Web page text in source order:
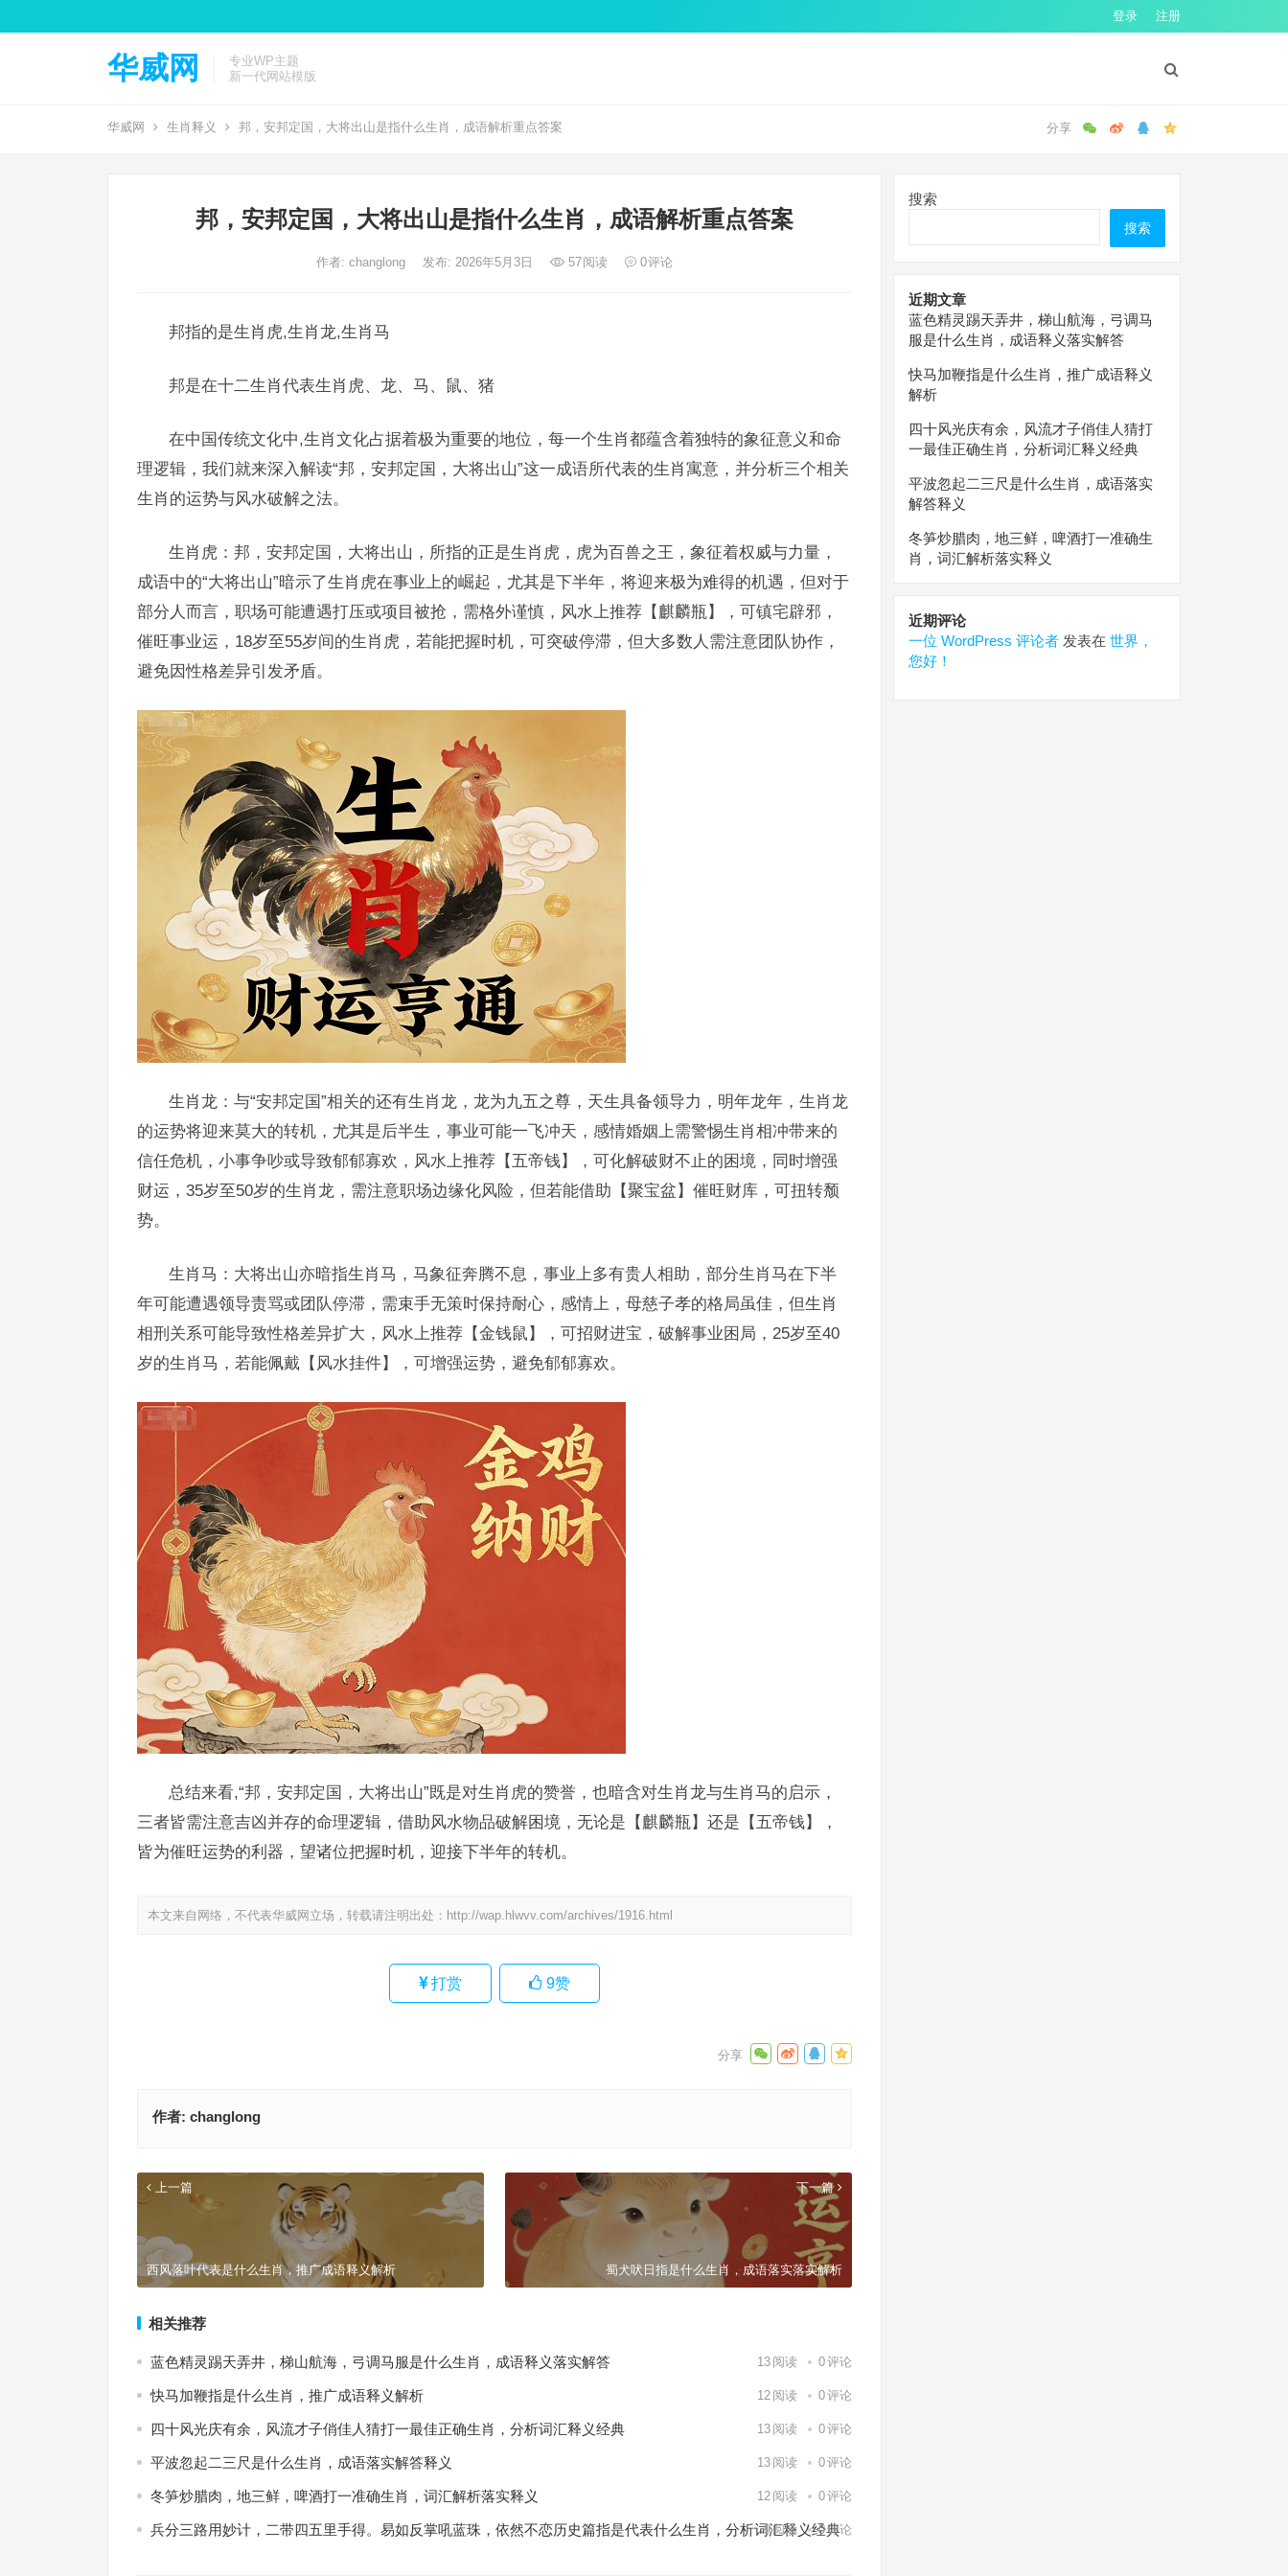
登录 注册
华威网
专业WP主题
新一代网站模版
华威网 生肖释义 邦，安邦定国，大将出山是指什么生肖，成语解析重点答案
邦，安邦定国，大将出山是指什么生肖，成语解析重点答案
作者: changlong 发布: 2026年5月3日 57阅读 0评论
邦指的是生肖虎,生肖龙,生肖马
邦是在十二生肖代表生肖虎、龙、马、鼠、猪
在中国传统文化中,生肖文化占据着极为重要的地位，每一个生肖都蕴含着独特的象征意义和命
理逻辑，我们就来深入解读“邦，安邦定国，大将出山”这一成语所代表的生肖寓意，并分析三个相关
生肖的运势与风水破解之法。
生肖虎：邦，安邦定国，大将出山，所指的正是生肖虎，虎为百兽之王，象征着权威与力量，
成语中的“大将出山”暗示了生肖虎在事业上的崛起，尤其是下半年，将迎来极为难得的机遇，但对于
部分人而言，职场可能遭遇打压或项目被抢，需格外谨慎，风水上推荐【麒麟瓶】，可镇宅辟邪，
催旺事业运，18岁至55岁间的生肖虎，若能把握时机，可突破停滞，但大多数人需注意团队协作，
避免因性格差异引发矛盾。
生肖龙：与“安邦定国”相关的还有生肖龙，龙为九五之尊，天生具备领导力，明年龙年，生肖龙
的运势将迎来莫大的转机，尤其是后半生，事业可能一飞冲天，感情婚姻上需警惕生肖相冲带来的
信任危机，小事争吵或导致郁郁寡欢，风水上推荐【五帝钱】，可化解破财不止的困境，同时增强
财运，35岁至50岁的生肖龙，需注意职场边缘化风险，但若能借助【聚宝盆】催旺财库，可扭转颓
势。
生肖马：大将出山亦暗指生肖马，马象征奔腾不息，事业上多有贵人相助，部分生肖马在下半
年可能遭遇领导责骂或团队停滞，需束手无策时保持耐心，感情上，母慈子孝的格局虽佳，但生肖
相刑关系可能导致性格差异扩大，风水上推荐【金钱鼠】，可招财进宝，破解事业困局，25岁至40
岁的生肖马，若能佩戴【风水挂件】，可增强运势，避免郁郁寡欢。
总结来看,“邦，安邦定国，大将出山”既是对生肖虎的赞誉，也暗含对生肖龙与生肖马的启示，
三者皆需注意吉凶并存的命理逻辑，借助风水物品破解困境，无论是【麒麟瓶】还是【五帝钱】，
皆为催旺运势的利器，望诸位把握时机，迎接下半年的转机。
本文来自网络，不代表华威网立场，转载请注明出处： http://wap.hlwvv.com/archives/1916.html
打赏 9赞
作者: changlong
上一篇
西风落叶代表是什么生肖，推广成语释义解析
下一篇
蜀犬吠日指是什么生肖，成语落实落实解析
相关推荐
蓝色精灵踢天弄井，梯山航海，弓调马服是什么生肖，成语释义落实解答 13 阅读 0评论
快马加鞭指是什么生肖，推广成语释义解析 12 阅读 0评论
四十风光庆有余，风流才子俏佳人猜打一最佳正确生肖，分析词汇释义经典 13 阅读 0评论
平波忽起二三尺是什么生肖，成语落实解答释义 13 阅读 0评论
冬笋炒腊肉，地三鲜，啤酒打一准确生肖，词汇解析落实释义 12 阅读 0评论
兵分三路用妙计，二带四五里手得。易如反掌吼蓝珠，依然不恋历史篇指是代表什么生肖，分析词汇释义经典
9 阅读 0评论
搜索
搜索
近期文章
蓝色精灵踢天弄井，梯山航海，弓调马
服是什么生肖，成语释义落实解答
快马加鞭指是什么生肖，推广成语释义
解析
四十风光庆有余，风流才子俏佳人猜打
一最佳正确生肖，分析词汇释义经典
平波忽起二三尺是什么生肖，成语落实
解答释义
冬笋炒腊肉，地三鲜，啤酒打一准确生
肖，词汇解析落实释义
近期评论
一位 WordPress 评论者 发表在 世界，
您好！